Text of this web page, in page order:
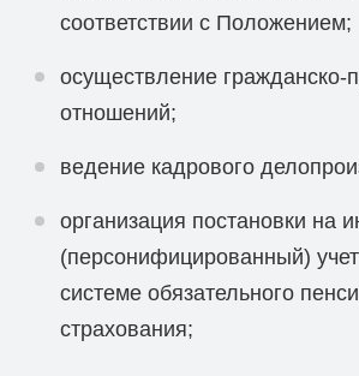
соответствии с Положением;
осуществление гражданско-
отношений;
ведение кадрового
организация постановки на
(персонифицированный)
системе обязательного
страхования;